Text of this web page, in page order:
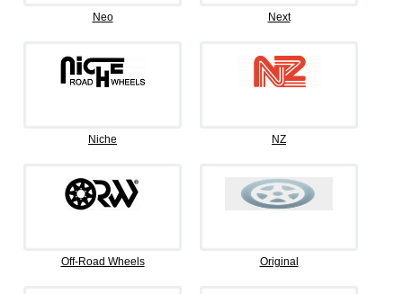
Neo Next
Niche NZ
Off-Road Wheels Original